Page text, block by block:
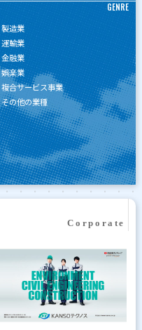
GENRE
製造業
運輸業
金融業
娯楽業
複合サービス事業
その他の業種